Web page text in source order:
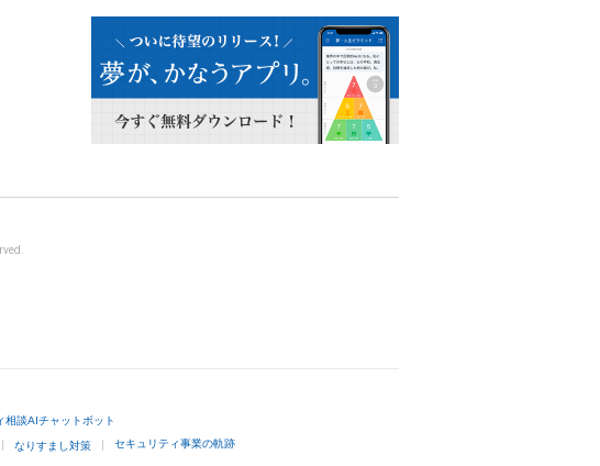
相談AIチャットボット
なりすまし対策 セキュリティ事業の軌跡